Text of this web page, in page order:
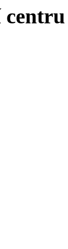
centru